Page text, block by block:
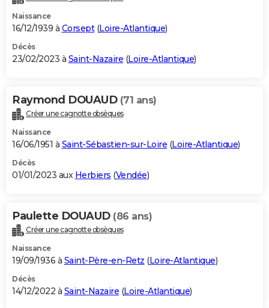
Naissance
16/12/1939 à Corsept(Loire-Atlantique)
Décès
23/02/2023 à Saint-Nazaire (Loire-Atlantique)
Raymond DOUAUD (71 ans)
Créer une cagnotte obsèques
Naissance
16/06/1951 à Saint-Sébastien-sur-Loire (Loire-Atlantique)
Décès
01/01/2023 aux Herbiers (Vendée)
Paulette DOUAUD (86 ans)
Créer une cagnotte obsèques
Naissance
19/09/1936 à Saint-Père-en-Retz (Loire-Atlantique)
Décès
14/12/2022 à Saint-Nazaire (Loire-Atlantique)